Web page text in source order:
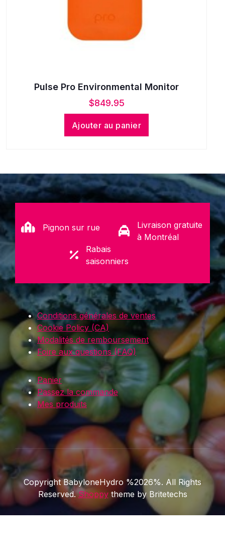
Pulse Pro Environmental Monitor
$849.95
Ajouter au panier
Pignon sur rue
Livraison gratuite
à Montréal
Rabais
saisonniers
Conditions générales de ventes
Cookie Policy (CA)
Modalités de remboursement
Foire aux questions (FAQ)
Panier
Passez la commande
Mes produits
Copyright BabyloneHydro %2026%. All Rights
Reserved.Shoppytheme by Britetechs